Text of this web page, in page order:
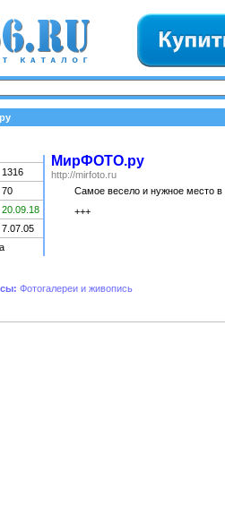
1316
70
20.09.18
7.07.05
МирФОТО.ру
http://mirfoto.ru
Самое весело и нужное место
+++
Фотогалереи и живопись